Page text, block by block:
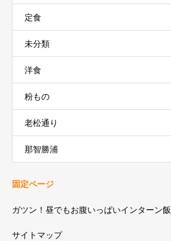
定食
未分類
洋食
粉もの
老松通り
那智勝浦
固定ページ
ガツン！昼でもお腹いっぱいインターン飯
サイトマップ